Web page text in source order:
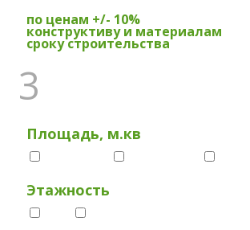
по ценам +/- 10%
конструктиву и материалам
сроку строительства
3
Площадь, м.кв
Этажность